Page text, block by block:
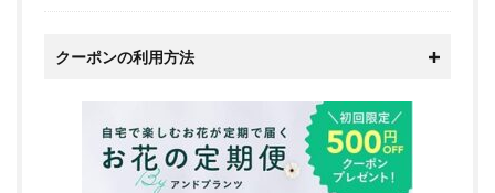
クーポンの利用方法